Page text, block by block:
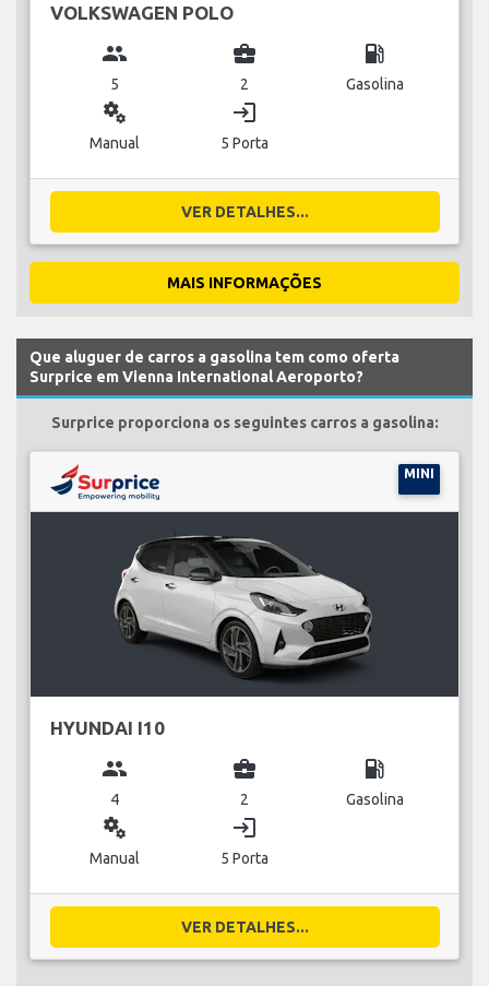
VOLKSWAGEN POLO
group
5
business_center
2
local_gas_station
Gasolina
miscellaneous_services
Manual
login
5 Porta
VER DETALHES...
MAIS INFORMAÇÕES
Que aluguer de carros a gasolina tem como oferta
Surprice em Vienna International Aeroporto?
Surprice proporciona os seguintes carros a gasolina:
MINI
HYUNDAI I10
group
4
business_center
2
local_gas_station
Gasolina
miscellaneous_services
Manual
login
5 Porta
VER DETALHES...